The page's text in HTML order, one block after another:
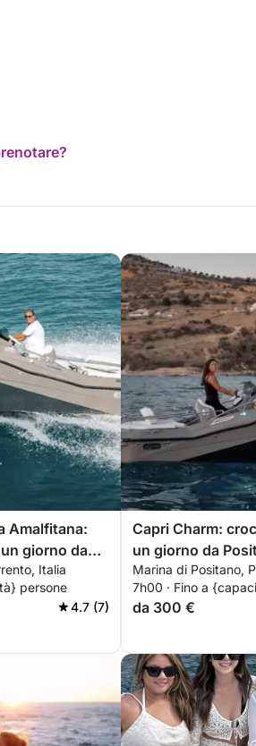
Amalfitana:
giorno da
Italia
persone
4.7 (7)
Capri Charm:
un giorno da
Marina di Positano,
7h00 · Fino a
da 300 €